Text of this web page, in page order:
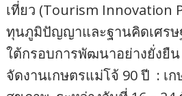
เที่ยว (Tourism Innovation
ทุนภูมิปัญญาและฐานคิดเศรษ
ใต้กรอบการพัฒนาอย่างยั่งยื
จัดงานเกษตรแม่โจ้ 90 ปี : เ